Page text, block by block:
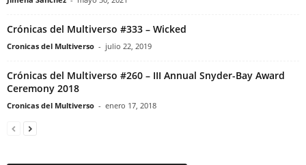
Crónicas del Multiverso #333 – Wicked
Cronicas del Multiverso - julio 22, 2019
Crónicas del Multiverso #260 – III Annual Snyder-Bay Award
Ceremony 2018
Cronicas del Multiverso - enero 17, 2018